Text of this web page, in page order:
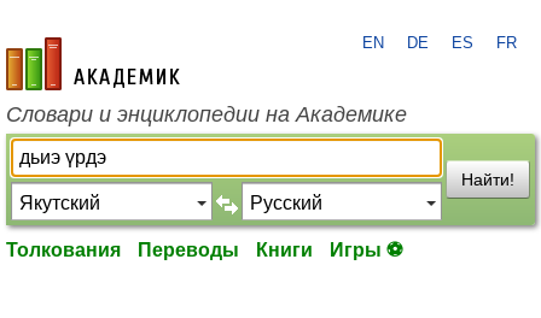
academic.ru
EN DE ES FR
Словари и энциклопедии на Академике
Найти!
Толкования Переводы Книги Игры ⚽